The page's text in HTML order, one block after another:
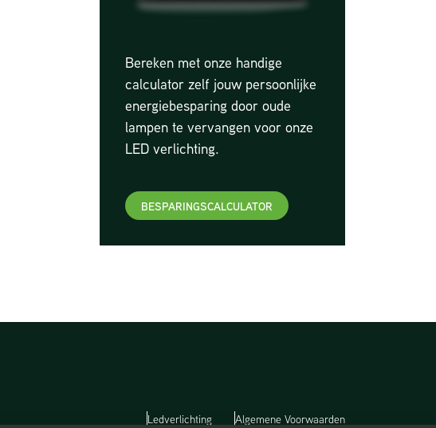
Bereken met onze handige
calculator zelf jouw persoonlijke
energiebesparing door oude
lampen te vervangen voor onze
LED verlichting.
BESPARINGSCALCULATOR
Ledverlichting Algemene Voorwaarden